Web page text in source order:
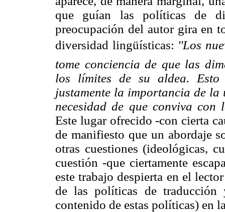
que guían las políticas de
preocupación del autor gira en
diversidad lingüísticas: ''Los
tome conciencia de que las
los límites de su aldea. Esto
justamente la importancia de
necesidad de que conviva
Este lugar ofrecido -con cierta
de manifiesto que un abordaje
otras cuestiones (ideológicas,
cuestión -que ciertamente
este trabajo despierta en el
de las políticas de
contenido de estas políticas) en